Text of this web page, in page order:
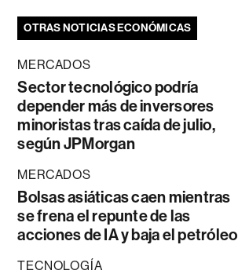
OTRAS NOTICIAS ECONÓMICAS
MERCADOS
Sector tecnológico podría
depender más de inversores
minoristas tras caída de julio,
según JPMorgan
MERCADOS
Bolsas asiáticas caen mientras
se frena el repunte de las
acciones de IA y baja el petróleo
TECNOLOGÍA